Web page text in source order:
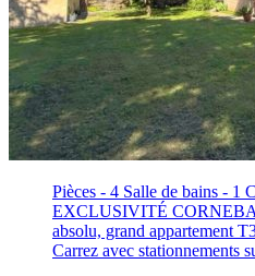
Pièces - 4 Salle de bains - 1
EXCLUSIVITÉ
absolu, grand appartement
Carrez avec stationnements